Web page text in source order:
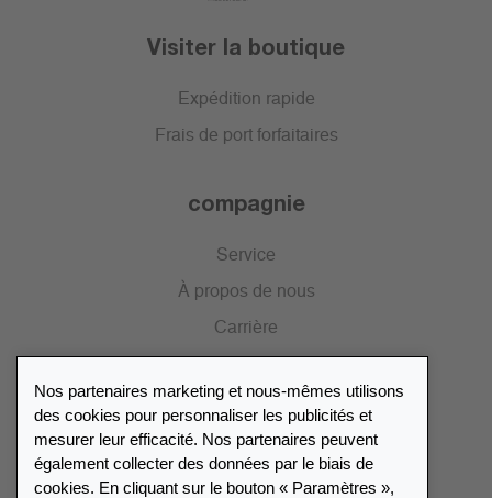
Visiter la boutique
Expédition rapide
Frais de port forfaitaires
compagnie
Service
À propos de nous
Carrière
Catalogue
Répertoire des revendeurs
Nos partenaires marketing et nous-mêmes utilisons
des cookies pour personnaliser les publicités et
mesurer leur efficacité. Nos partenaires peuvent
également collecter des données par le biais de
cookies. En cliquant sur le bouton « Paramètres »,